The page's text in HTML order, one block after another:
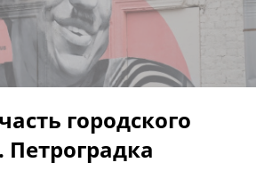
городского